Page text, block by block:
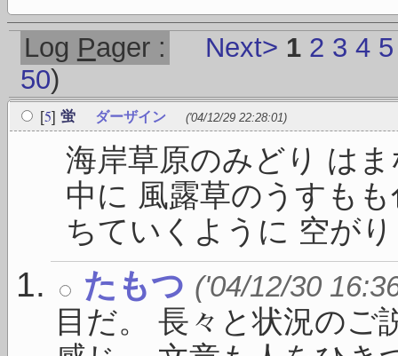
Log Pager : Next> 1 2 3 4 5
50)
[5] 蛍 ダーザイン ('04/12/29 22:28:01)
海岸草原のみどり は
中に 風露草のうすも
ちていくように 空が
たもつ ('04/12/30
目だ。 長々と状況のご